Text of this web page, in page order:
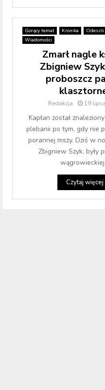
Gorący temat Kronika Odeszli
Wiadomości
Zmarł nagle
Zbigniew
proboszcz
Redakcja 19
Kapłan został
plebanii po tym, gdy nie
porannej mszy. Dziś w
Zbigniew Szyk, były
Czytaj więcej